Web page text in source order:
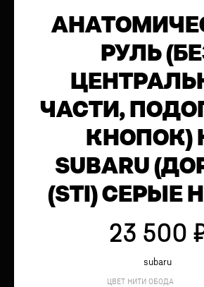
РУЛЬ
ЧАСТИ,
КНОПОК)
SUBARU
(STI) СЕРЫЕ
23 500
subaru
ЦВЕТ НИТИ ОБОДА